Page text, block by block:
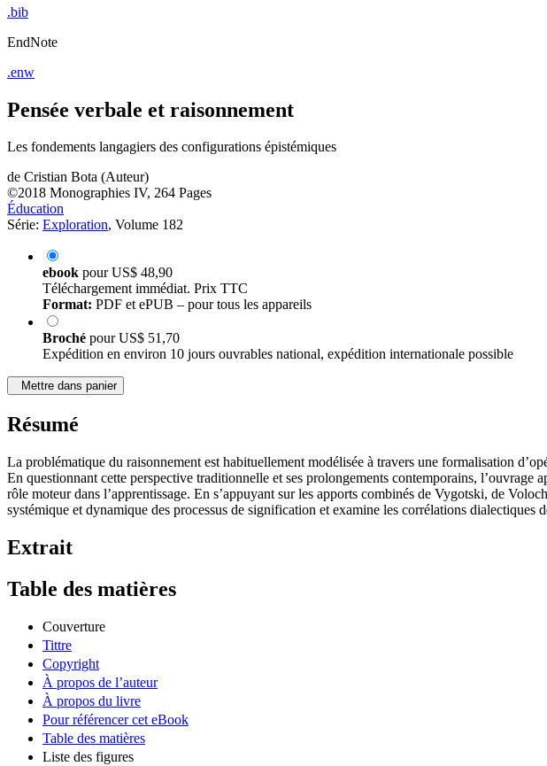
.bib
EndNote
.enw
Pensée verbale et raisonnement
Les fondements langagiers des configurations épistémiques
de Cristian Bota (Auteur)
©2018 Monographies IV, 264 Pages
Éducation
Série: Exploration, Volume 182
ebook pourUS$ 48,90
Téléchargement immédiat. Prix TTC
Format: PDF et ePUB – pour tous les appareils
Broché pourUS$ 51,70
Expédition en environ 10 jours ouvrables national, expédition internationale possible
Mettre dans panier
Résumé
La problématique du raisonnement est habituellement modélisée à travers une formalisation
En questionnant cette perspective traditionnelle et ses prolongements contemporains,
rôle moteur dans l’apprentissage. En s’appuyant sur les apports combinés de Vygotski, de
systémique et dynamique des processus de signification et examine les corrélations dialectiques
Extrait
Table des matières
Couverture
Tittre
Copyright
À propos de l’auteur
À propos du livre
Pour référencer cet eBook
Table des matières
Liste des figures